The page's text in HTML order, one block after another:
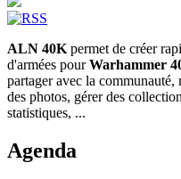
ALN 40K permet de créer
d'armées pourWarhammer
partager avec la
des photos, gérer des
statistiques, ...
Agenda